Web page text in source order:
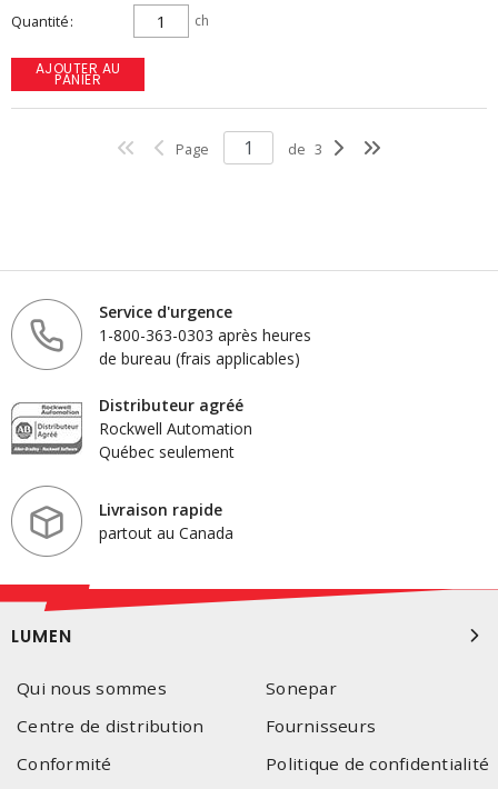
Quantité ch
AJOUTER AU
PANIER
Page de 3
Service d'urgence
1-800-363-0303 après heures
de bureau (frais applicables)
Distributeur agréé
Rockwell Automation
Québec seulement
Livraison rapide
partout au Canada
LUMEN
Qui nous sommes
Sonepar
Centre de distribution
Fournisseurs
Conformité
Politique de confidentialité